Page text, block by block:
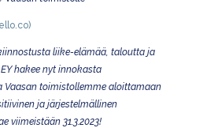
liike-elämää, taloutta ja
hakee nyt innokasta
Vaasan toimistollemme aloittamaan
ja järjestelmällinen
viimeistään 31.3.2023!